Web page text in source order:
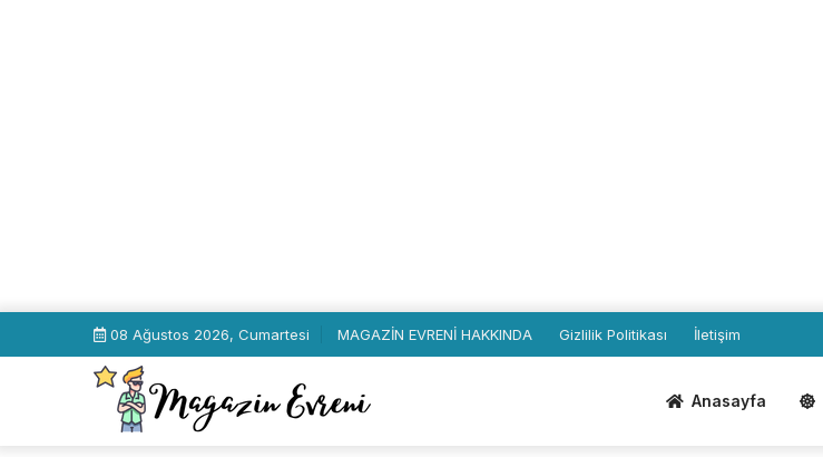
08 Ağustos 2026, Cumartesi MAGAZİN EVRENİ HAKKINDA Gizlilik Politikası İletişim
Anasayfa